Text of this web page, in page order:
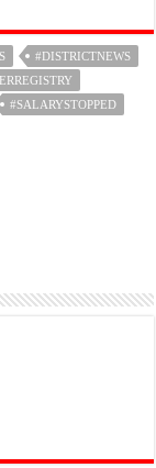
#DISTRICTNEWS
#SALARYSTOPPED